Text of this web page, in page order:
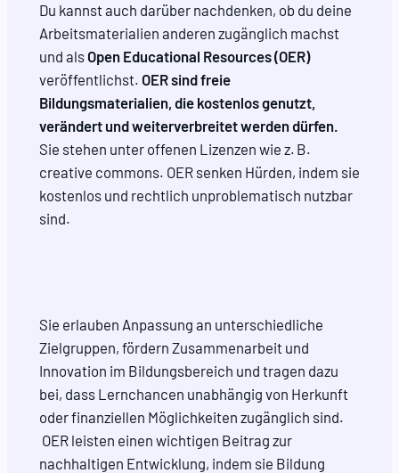
Du kannst auch darüber nachdenken, ob du deine
Arbeitsmaterialien anderen zugänglich machst
und als Open Educational Resources (OER)
veröffentlichst. OER sind freie
Bildungsmaterialien, die kostenlos genutzt,
verändert und weiterverbreitet werden dürfen.
Sie stehen unter offenen Lizenzen wie z. B.
creative commons. OER senken Hürden, indem sie
kostenlos und rechtlich unproblematisch nutzbar
sind.
Sie erlauben Anpassung an unterschiedliche
Zielgruppen, fördern Zusammenarbeit und
Innovation im Bildungsbereich und tragen dazu
bei, dass Lernchancen unabhängig von Herkunft
oder finanziellen Möglichkeiten zugänglich sind.
OER leisten einen wichtigen Beitrag zur
nachhaltigen Entwicklung, indem sie Bildung